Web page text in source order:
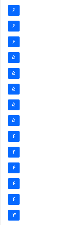
6
6
6
5
5
5
5
5
4
4
4
4
4
3